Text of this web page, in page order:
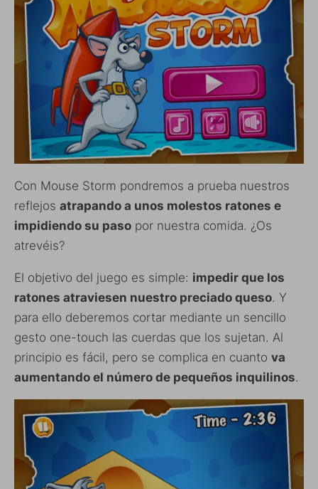
Con Mouse Storm pondremos a prueba nuestros
reflejos atrapando a unos molestos ratones e
impidiendo su paso por nuestra comida. ¿Os
atrevéis?
El objetivo del juego es simple: impedir que los
ratones atraviesen nuestro preciado queso. Y
para ello deberemos cortar mediante un sencillo
gesto one-touch las cuerdas que los sujetan. Al
principio es fácil, pero se complica en cuanto va
aumentando el número de pequeños inquilinos.